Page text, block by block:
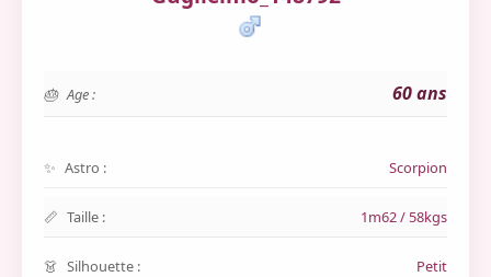
Age : 60 ans
Astro : Scorpion
Taille : 1m62 / 58kgs
Silhouette : Petit